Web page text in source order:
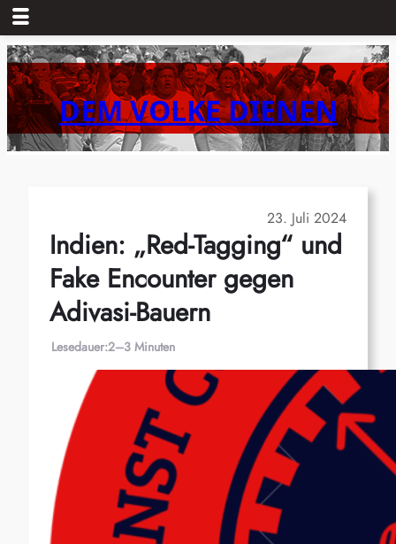
Zum
Inhalt
springenDEM VOLKE DIENEN
23. Juli 2024
Indien: „Red-Tagging“ und
Fake Encounter gegen
Adivasi-Bauern
Lesedauer:2–3 Minuten